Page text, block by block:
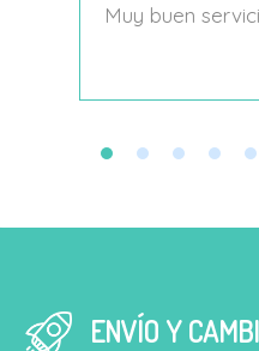
Muy buen
ENVÍO Y